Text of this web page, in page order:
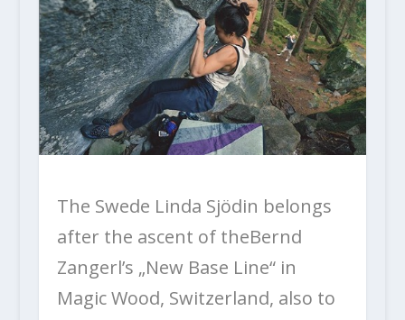
The Swede Linda Sjödin belongs
after the ascent of theBernd
Zangerl’s „New Base Line“ in
Magic Wood, Switzerland, also to